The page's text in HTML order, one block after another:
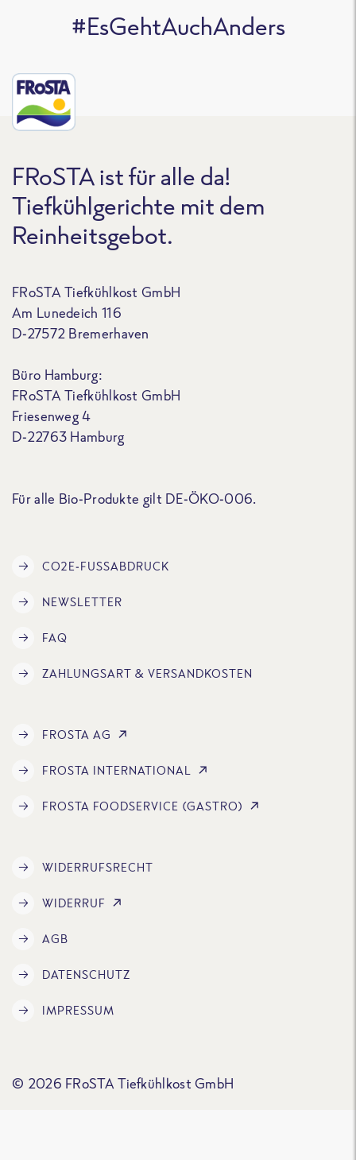
#EsGehtAuchAnders
FRoSTA ist für alle da!
Tiefkühlgerichte mit dem
Reinheitsgebot.
FRoSTA Tiefkühlkost GmbH
Am Lunedeich 116
D-27572 Bremerhaven
Büro Hamburg:
FRoSTA Tiefkühlkost GmbH
Friesenweg 4
D-22763 Hamburg
Für alle Bio-Produkte gilt DE-ÖKO-006.
CO2E-FUSSABDRUCK
NEWSLETTER
FAQ
ZAHLUNGSART & VERSANDKOSTEN
FROSTA AG
FROSTA INTERNATIONAL
FROSTA FOODSERVICE (GASTRO)
WIDERRUFSRECHT
WIDERRUF
AGB
DATENSCHUTZ
IMPRESSUM
© 2026 FRoSTA Tiefkühlkost GmbH